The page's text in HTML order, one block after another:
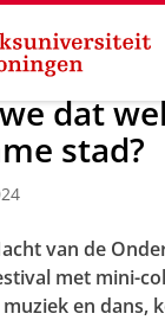
Nieuws
dat
stad?
van de
met mini-
en dans,